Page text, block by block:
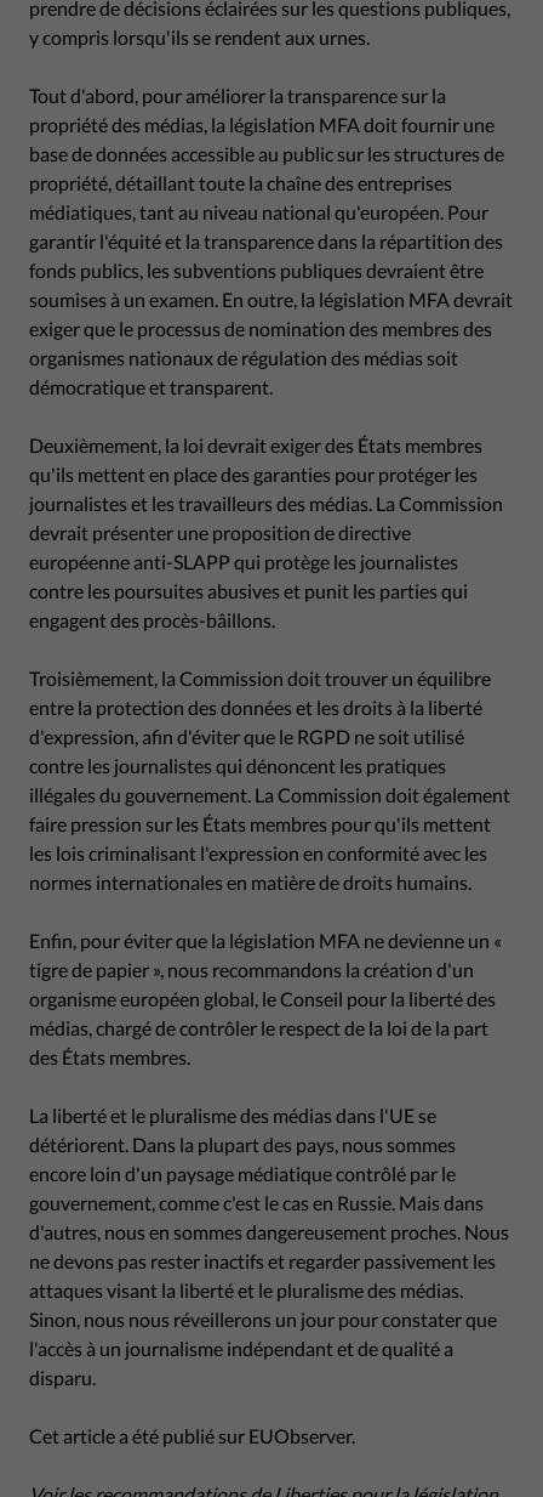
prendre de décisions éclairées sur les questions publiques,
y compris lorsqu'ils se rendent aux urnes.
Tout d'abord, pour améliorer la transparence sur la
propriété des médias, la législation MFA doit fournir une
base de données accessible au public sur les structures de
propriété, détaillant toute la chaîne des entreprises
médiatiques, tant au niveau national qu'européen. Pour
garantir l'équité et la transparence dans la répartition des
fonds publics, les subventions publiques devraient être
soumises à un examen. En outre, la législation MFA devrait
exiger que le processus de nomination des membres des
organismes nationaux de régulation des médias soit
démocratique et transparent.
Deuxièmement, la loi devrait exiger des États membres
qu'ils mettent en place des garanties pour protéger les
journalistes et les travailleurs des médias. La Commission
devrait présenter une proposition de directive
européenne anti-SLAPP qui protège les journalistes
contre les poursuites abusives et punit les parties qui
engagent des procès-bâillons.
Troisièmement, la Commission doit trouver un équilibre
entre la protection des données et les droits à la liberté
d'expression, afin d'éviter que le RGPD ne soit utilisé
contre les journalistes qui dénoncent les pratiques
illégales du gouvernement. La Commission doit également
faire pression sur les États membres pour qu'ils mettent
les lois criminalisant l'expression en conformité avec les
normes internationales en matière de droits humains.
Enfin, pour éviter que la législation MFA ne devienne un «
tigre de papier », nous recommandons la création d'un
organisme européen global, le Conseil pour la liberté des
médias, chargé de contrôler le respect de la loi de la part
des États membres.
La liberté et le pluralisme des médias dans l'UE se
détériorent. Dans la plupart des pays, nous sommes
encore loin d'un paysage médiatique contrôlé par le
gouvernement, comme c'est le cas en Russie. Mais dans
d'autres, nous en sommes dangereusement proches. Nous
ne devons pas rester inactifs et regarder passivement les
attaques visant la liberté et le pluralisme des médias.
Sinon, nous nous réveillerons un jour pour constater que
l'accès à un journalisme indépendant et de qualité a
disparu.
Cet article a été publié sur EUObserver.